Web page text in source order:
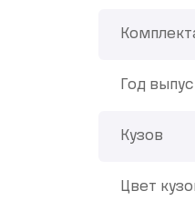
Год
Кузов
Цвет